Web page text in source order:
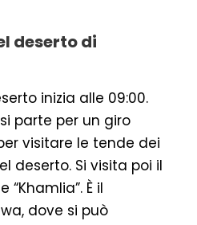
deserto di
inizia alle 09:00.
parte per un giro
visitare le tende dei
deserto. Si visita poi il
È il
dove si può